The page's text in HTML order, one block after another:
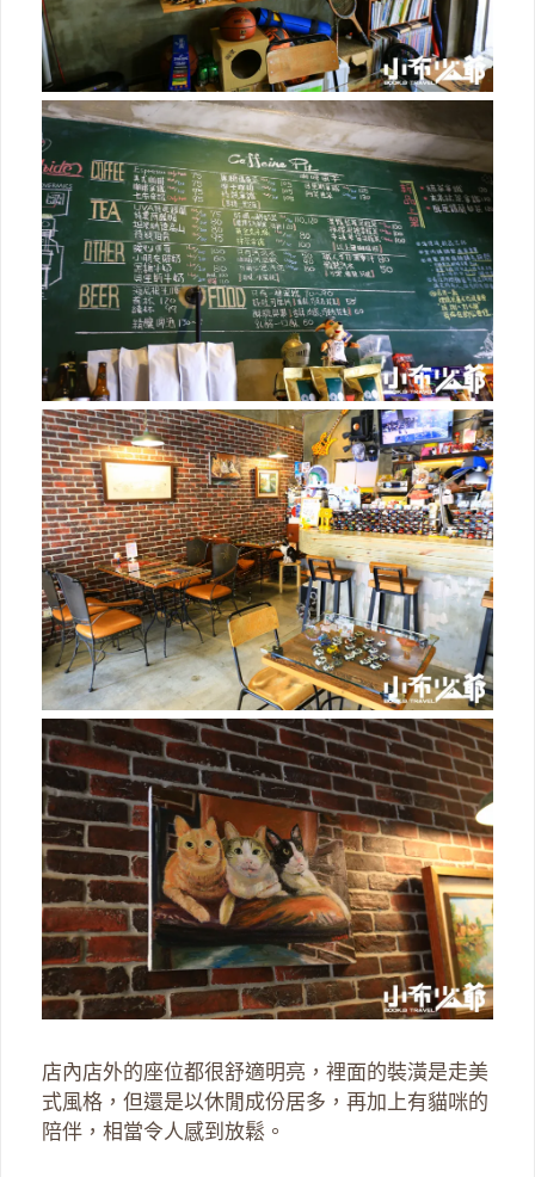
店內店外的座位都很舒適明亮，裡面的裝潢是走美
式風格，但還是以休閒成份居多，再加上有貓咪的
陪伴，相當令人感到放鬆。